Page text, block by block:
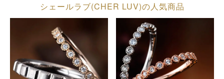
シェールラブ(CHER LUV)の人気商品